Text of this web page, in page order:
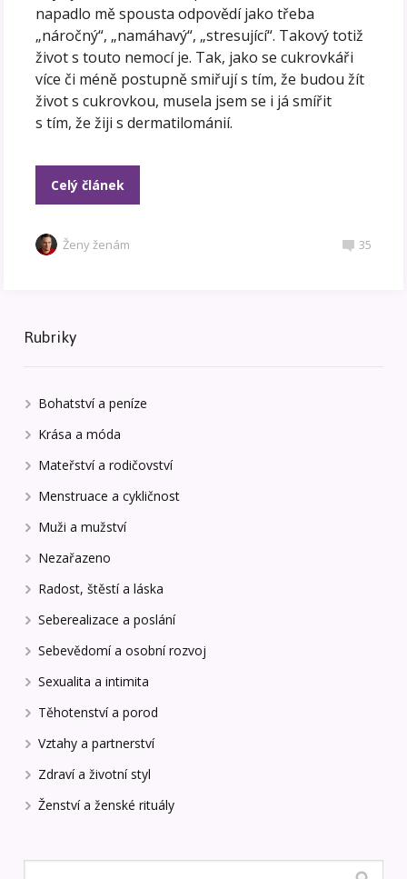
napadlo mě spousta odpovědí jako třeba
„náročný“, „namáhavý“, „stresující“. Takový totiž
život s touto nemocí je. Tak, jako se cukrovkáři
více či méně postupně smiřují s tím, že budou žít
život s cukrovkou, musela jsem se i já smířit
s tím, že žiji s dermatilománií.
Celý článek
Ženy ženám 35
Rubriky
Bohatství a peníze
Krása a móda
Mateřství a rodičovství
Menstruace a cykličnost
Muži a mužství
Nezařazeno
Radost, štěstí a láska
Seberealizace a poslání
Sebevědomí a osobní rozvoj
Sexualita a intimita
Těhotenství a porod
Vztahy a partnerství
Zdraví a životní styl
Ženství a ženské rituály